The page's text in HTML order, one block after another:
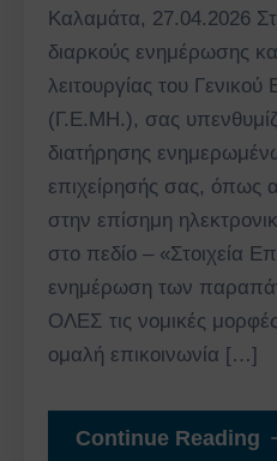
Καλαμάτα, 27.04.2026
διαρκούς ενημέρωσης
λειτουργίας του
(Γ.Ε.ΜΗ.), σας
διατήρησης
επιχείρησής σας, όπως
στην επίσημη
στο πεδίο – «Στοιχεία
ενημέρωση των
ΟΛΕΣ τις νομικές
ομαλή επικοινωνία […]
Continue Reading